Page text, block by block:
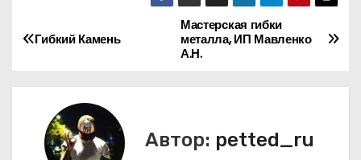
Н
Мастерская гибки
металла, ИП Мавленко
А.Н.
Гибкий Камень
Автор: petted_ru